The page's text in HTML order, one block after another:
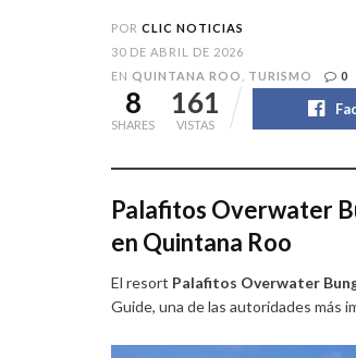
POR CLIC NOTICIAS
30 DE ABRIL DE 2026
EN QUINTANA ROO TURISMO 0
8
SHARES
161
VISTAS
Palafitos Overwater
en Quintana Roo
El resort Palafitos Overwater
Guide, una de las autoridades más